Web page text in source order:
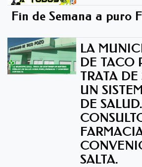
Fin de Semana a puro
LA
DE TACO
TRATA DE
UN
DE SALUD.
SALTA.